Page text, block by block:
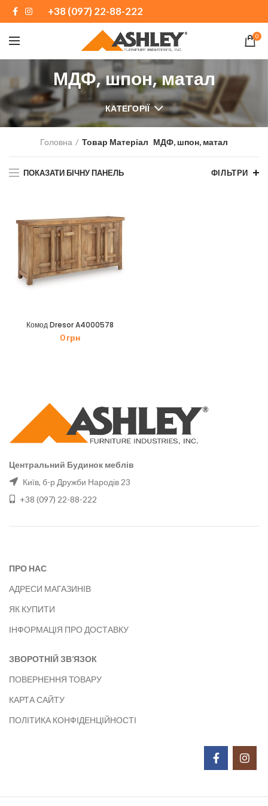
+38 (097) 22-88-222
0
МДФ, шпон, матал
КАТЕГОРІЇ
Головна Товар Матеріал МДФ, шпон, матал
ПОКАЗАТИ БІЧНУ ПАНЕЛЬ ФІЛЬТРИ
Комод Dresor A4000578
0грн
Центральний Будинок меблів
Київ, б-р Дружби Народів 23
+38 (097) 22-88-222
ПРО НАС
АДРЕСИ МАГАЗИНІВ
ЯК КУПИТИ
ІНФОРМАЦІЯ ПРО ДОСТАВКУ
ЗВОРОТНІЙ ЗВ’ЯЗОК
ПОВЕРНЕННЯ ТОВАРУ
КАРТА САЙТУ
ПОЛІТИКА КОНФІДЕНЦІЙНОСТІ